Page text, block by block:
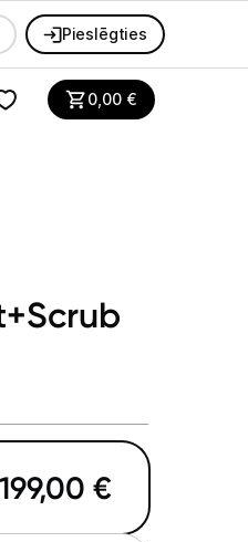
Pieslēgties
0,00€
€